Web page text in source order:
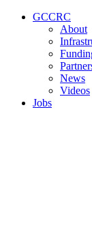
Conteúdo principal
GCCRC
About
News
Videos
Jobs